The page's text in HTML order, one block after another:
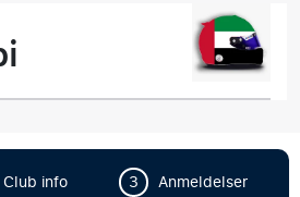
Club info 3 Anmeldelser